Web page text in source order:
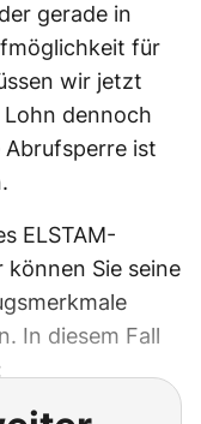
gerade in
für
wir jetzt
dennoch
Abrufsperre ist
ELSTAM-
Sie seine
In diesem Fall